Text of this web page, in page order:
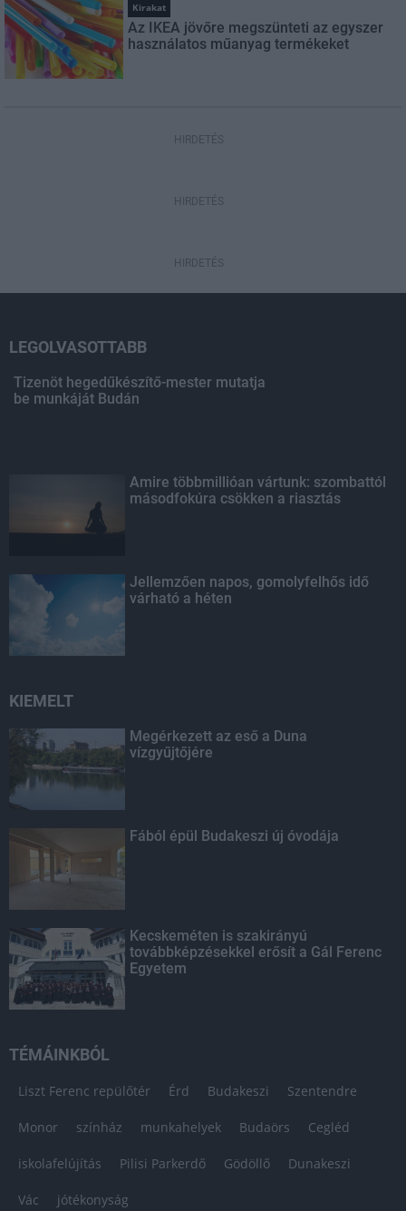
Kirakat
Az IKEA jövőre megszünteti az egyszer
használatos műanyag termékeket
HIRDETÉS
HIRDETÉS
HIRDETÉS
LEGOLVASOTTABB
Tizenöt hegedűkészítő-mester mutatja
be munkáját Budán
Amire többmillióan vártunk: szombattól
másodfokúra csökken a riasztás
Jellemzően napos, gomolyfelhős idő
várható a héten
KIEMELT
Megérkezett az eső a Duna
vízgyűjtőjére
Fából épül Budakeszi új óvodája
Kecskeméten is szakirányú
továbbképzésekkel erősít a Gál Ferenc
Egyetem
TÉMÁINKBÓL
Liszt Ferenc repülőtér Érd Budakeszi Szentendre
Monor színház munkahelyek Budaörs Cegléd
iskolafelújítás Pilisi Parkerdő Gödöllő Dunakeszi
Vác jótékonyság